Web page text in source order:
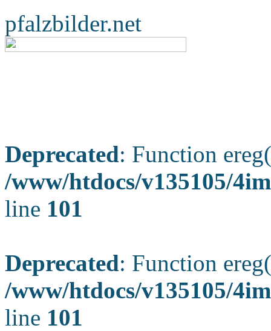
pfalzbilder.net
Deprecated: Function
/www/htdocs/v135105/
line 101
Deprecated: Function
/www/htdocs/v135105/
line 101